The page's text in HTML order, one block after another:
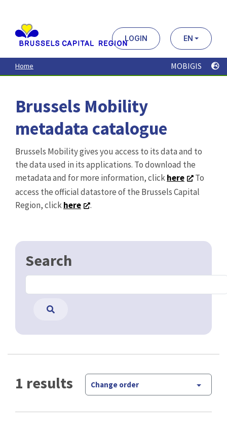
contenu
principal
LOGIN EN
Home MOBIGIS
Brussels Mobility
metadata catalogue
Brussels Mobility gives you access to its data and to
the data used in its applications. To download the
metadata and for more information, clickhere
To
access the official datastore of the Brussels Capital
Region, clickhere .
Search
1 results Change order